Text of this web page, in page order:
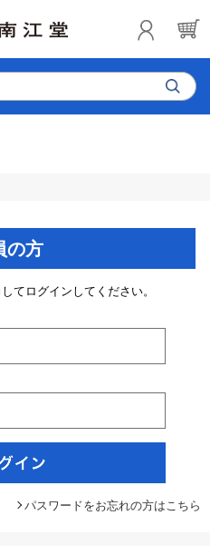
の方
てログインしてください。
パスワードをお忘れの方はこちら